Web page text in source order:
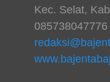
Kec. Selat,
085738047776